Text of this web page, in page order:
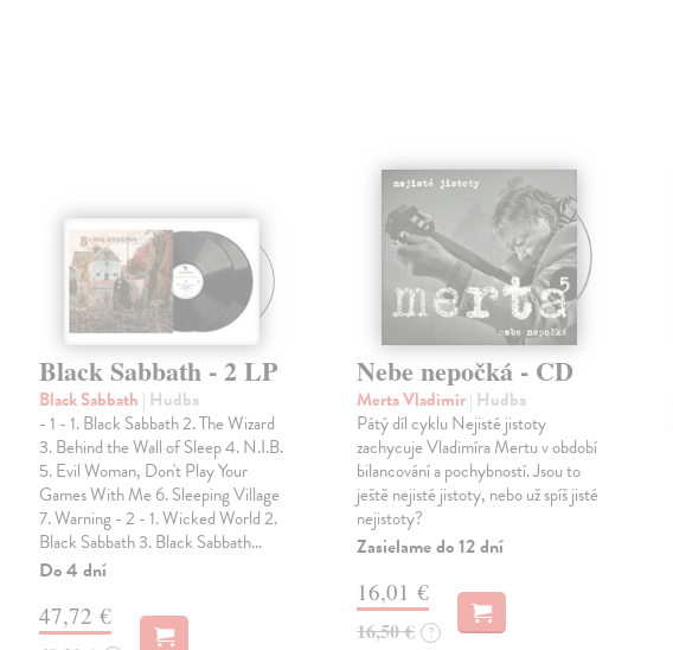
Black Sabbath - 2 LP
Black Sabbath | Hudba
- 1 - 1. Black Sabbath 2. The Wizard
3. Behind the Wall of Sleep 4. N.I.B.
5. Evil Woman, Don't Play Your
Games With Me 6. Sleeping Village
7. Warning - 2 - 1. Wicked World 2.
Black Sabbath 3. Black Sabbath…
Do 4 dní
47,72 €
Nebe nepočká - CD
Merta Vladimír| Hudba
Pátý díl cyklu Nejisté jistoty
zachycuje Vladimíra Mertu v období
bilancování a pochybností. Jsou to
ještě nejisté jistoty, nebo už spíš jisté
nejistoty?
Zasielame do 12 dní
16,01 €
16,50 € ?